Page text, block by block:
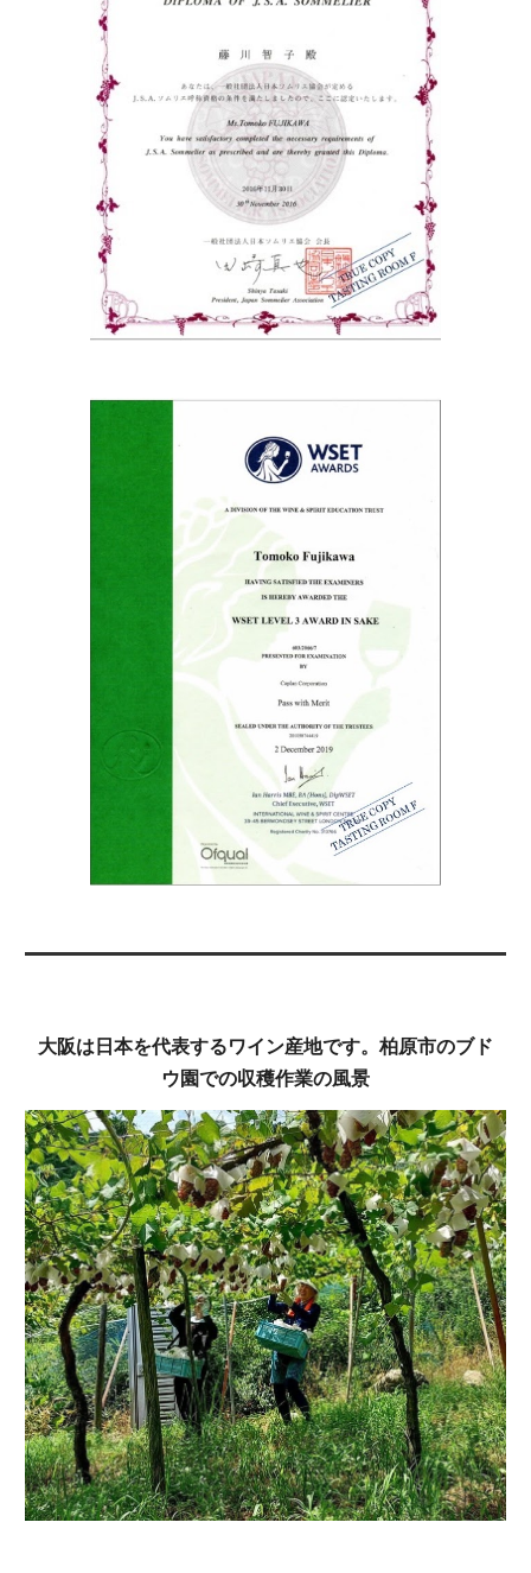
大阪は日本を代表するワイン産地です。柏原市のブド
ウ園での収穫作業の風景